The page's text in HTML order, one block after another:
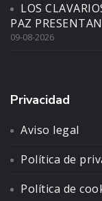
LOS
PAZ
09-08-2026
Privacidad
Aviso legal
Política de
Política de